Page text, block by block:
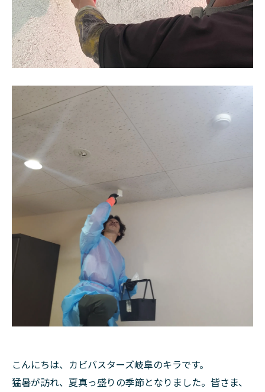
こんにちは、カビバスターズ岐阜のキラです。
猛暑が訪れ、夏真っ盛りの季節となりました。皆さま、